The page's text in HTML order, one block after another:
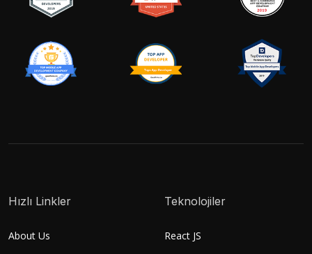
Hızlı Linkler
About Us
Teknolojiler
React JS